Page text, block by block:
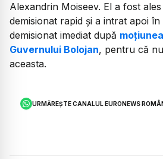
Alexandrin Moiseev. El a fost
demisionat rapid și a intrat apoi
demisionat imediat după
Guvernului Bolojan, pentru că
aceasta.
URMĂREȘTE CANALUL EURONEWS